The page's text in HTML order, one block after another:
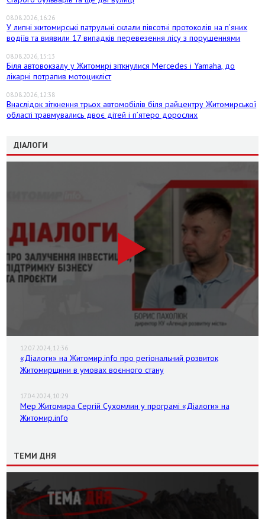
08.08.2026, 16:26
У липні житомирські патрульні склали півсотні протоколів на пʼяних
водіїв та виявили 17 випадків перевезення лісу з порушеннями
08.08.2026, 15:13
Біля автовокзалу у Житомирі зіткнулися Mercedes і Yamaha, до
лікарні потрапив мотоцикліст
08.08.2026, 12:38
Внаслідок зіткнення трьох автомобілів біля райцентру Житомирської
області травмувались двоє дітей і пʼятеро дорослих
ДІАЛОГИ
12.07.2024, 12:36
«Діалоги» на Житомир.info про регіональний розвиток
Житомирщини в умовах воєнного стану
17.04.2024, 10:29
Мер Житомира Сергій Сухомлин у програмі «Діалоги» на
Житомир.info
ТЕМИ ДНЯ